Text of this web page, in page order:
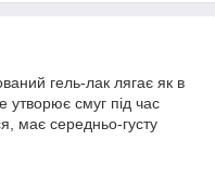
гель-лак лягає як в
утворює смуг під час
має середньо-густу